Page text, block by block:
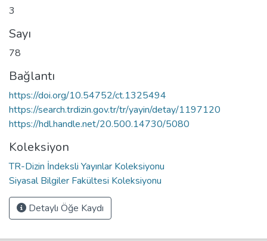
3
Sayı
78
Bağlantı
https://doi.org/10.54752/ct.1325494
https://search.trdizin.gov.tr/tr/yayin/detay/1197120
https://hdl.handle.net/20.500.14730/5080
Koleksiyon
TR-Dizin İndeksli Yayınlar Koleksiyonu
Siyasal Bilgiler Fakültesi Koleksiyonu
Detaylı Öğe Kaydı